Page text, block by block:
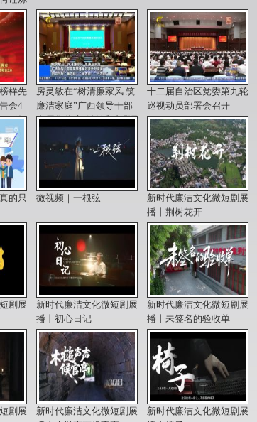
样先
会4
首
房灵敏在“树清廉家风 筑
廉洁家庭”广西领导干部
家属集体廉政谈话时强调
助”“严内助”
十二届自治区党委第九轮
巡视动员部署会召开
的只
微视频｜一根弦
新时代廉洁文化微短剧展
播丨荆树花开
剧展
新时代廉洁文化微短剧展
播丨初心日记
新时代廉洁文化微短剧展
播丨未签名的验收单
剧展
新时代廉洁文化微短剧展
新时代廉洁文化微短剧展